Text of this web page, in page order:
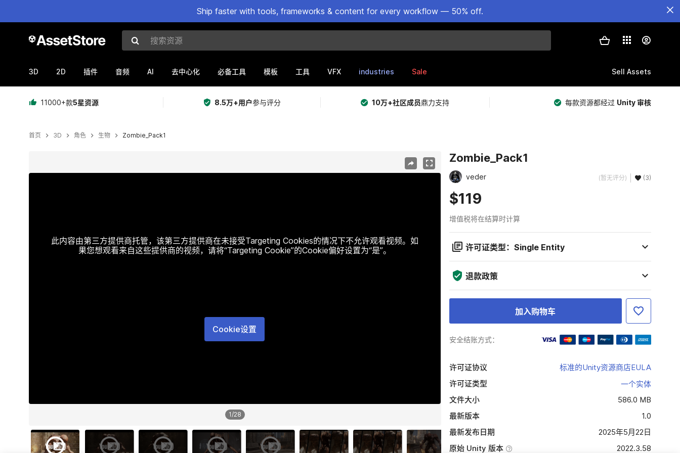
Ship faster with tools, frameworks & content for every workflow — 50% off.
搜索资源
3D 2D 插件 音频 AI 去中心化 必备工具 模板 工具 VFX industries Sale Sell Assets
11000+款5星资源 8.5万+用户参与评分 10万+社区成员鼎力支持 每款资源都经过 Unity 审核
首页 3D 角色 生物 Zombie_Pack1
此内容由第三方提供商托管，该第三方提供商在未接受Targeting Cookies的情况下不允许观看视频。如
果您想观看来自这些提供商的视频，请将“Targeting Cookie”的Cookie偏好设置为“是”。
Cookie设置
1/28
Zombie_Pack1
veder (暂无评分) (3)
$119
增值税将在结算时计算
许可证类型：Single Entity
退款政策
加入购物车
安全结账方式：
许可证协议
标准的Unity资源商店EULA
许可证类型
一个实体
文件大小
586.0 MB
最新版本
1.0
最新发布日期
2025年5月22日
原始 Unity 版本
2022.3.58